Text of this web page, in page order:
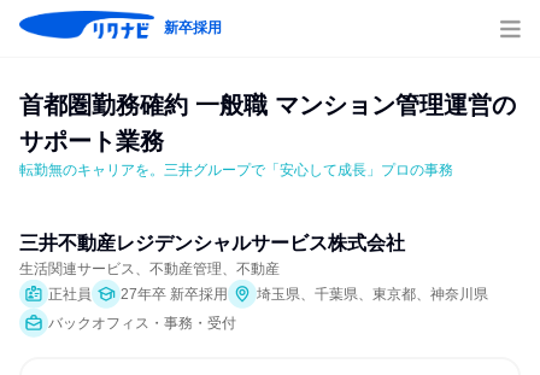
新卒採用
首都圏勤務確約 一般職 マンション管理運営の
サポート業務
転勤無のキャリアを。三井グループで「安心して成長」プロの事務
三井不動産レジデンシャルサービス株式会社
生活関連サービス、不動産管理、不動産
正社員
27年卒 新卒採用
埼玉県、千葉県、東京都、神奈川県
バックオフィス・事務・受付